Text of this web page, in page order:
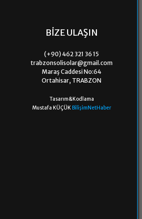
BIZE ULAŞIN
(+90) 462 321 36 15
trabzonsolisolar@gmail.com
Maraş Caddesi No:64
Ortahisar, TRABZON
Tasarım&Kodlama
Mustafa KÜÇÜKBilişimNetHaber